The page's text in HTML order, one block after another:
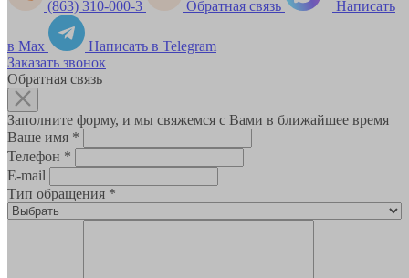
(863) 310-000-3 Обратная связь Написать
в Max
Написать в Telegram
Заказать звонок
Обратная связь
Заполните форму, и мы свяжемся с Вами в ближайшее время
Ваше имя *
Телефон *
E-mail
Тип обращения *